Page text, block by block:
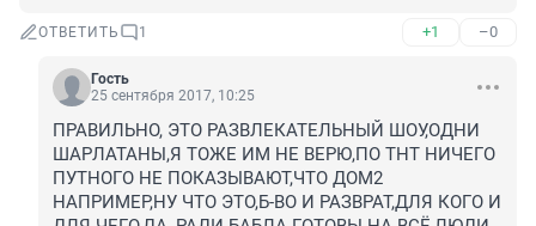
ОТВЕТИТЬ 1 +1 –0
Гость
25 сентября 2017, 10:25
ПРАВИЛЬНО, ЭТО РАЗВЛЕКАТЕЛЬНЫЙ ШОУ,ОДНИ
ШАРЛАТАНЫ,Я ТОЖЕ ИМ НЕ ВЕРЮ,ПО ТНТ НИЧЕГО
ПУТНОГО НЕ ПОКАЗЫВАЮТ,ЧТО ДОМ2
НАПРИМЕР,НУ ЧТО ЭТО,Б-ВО И РАЗВРАТ,ДЛЯ КОГО И